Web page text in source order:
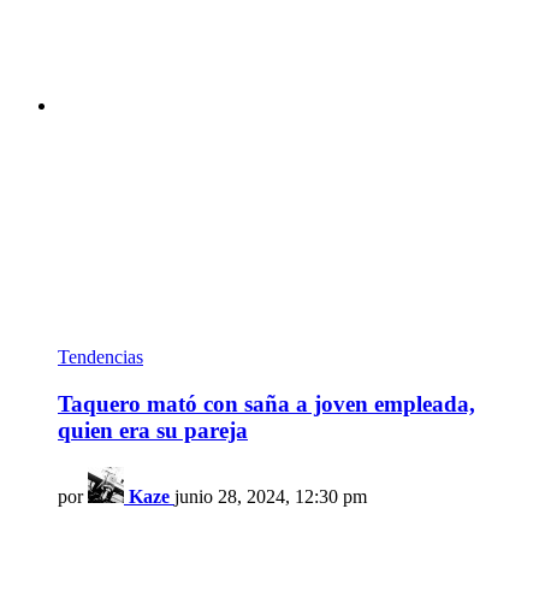
Tendencias
Taquero mató con saña a joven empleada,
quien era su pareja
por Kaze junio 28, 2024, 12:30 pm